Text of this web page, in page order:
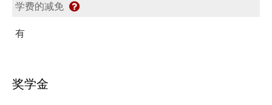
学费的减免
有
奖学金